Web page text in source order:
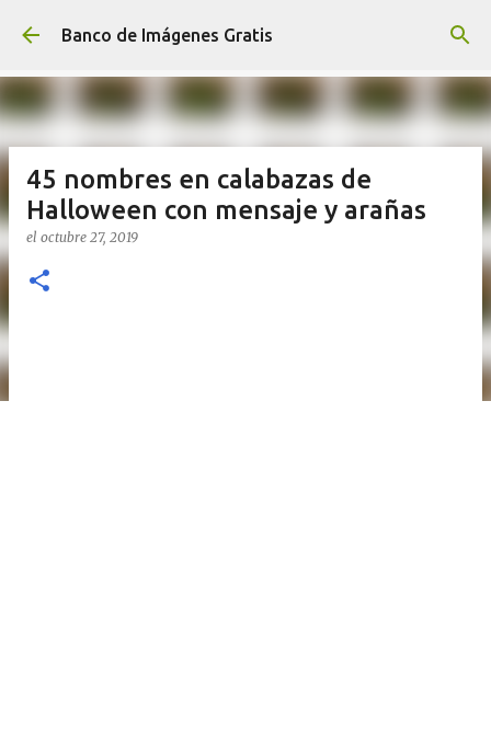
Ir al contenido principal
Banco de Imágenes Gratis
45 nombres en calabazas de
Halloween con mensaje y arañas
el octubre 27, 2019